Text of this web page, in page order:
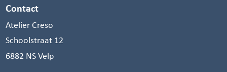
Contact
Atelier Creso
Schoolstraat 12
6882 NS Velp